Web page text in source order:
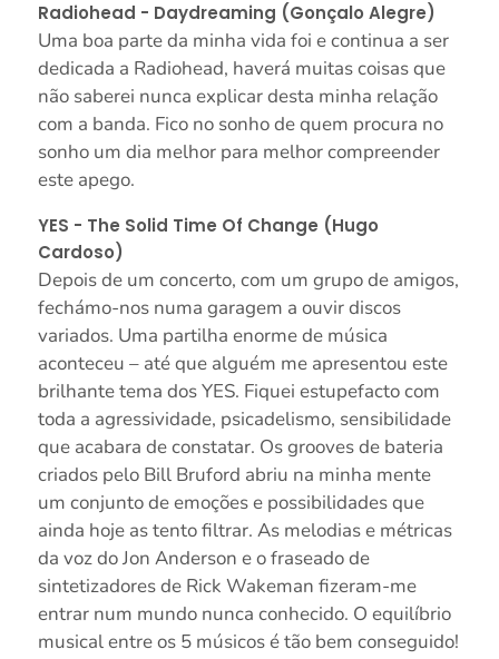
Radiohead - Daydreaming (Gonçalo Alegre)
Uma boa parte da minha vida foi e continua a ser
dedicada a Radiohead, haverá muitas coisas que
não saberei nunca explicar desta minha relação
com a banda. Fico no sonho de quem procura no
sonho um dia melhor para melhor compreender
este apego.
YES - The Solid Time Of Change (Hugo
Cardoso)
Depois de um concerto, com um grupo de amigos,
fechámo-nos numa garagem a ouvir discos
variados. Uma partilha enorme de música
aconteceu – até que alguém me apresentou este
brilhante tema dos YES. Fiquei estupefacto com
toda a agressividade, psicadelismo, sensibilidade
que acabara de constatar. Os grooves de bateria
criados pelo Bill Bruford abriu na minha mente
um conjunto de emoções e possibilidades que
ainda hoje as tento filtrar. As melodias e métricas
da voz do Jon Anderson e o fraseado de
sintetizadores de Rick Wakeman fizeram-me
entrar num mundo nunca conhecido. O equilíbrio
musical entre os 5 músicos é tão bem conseguido!